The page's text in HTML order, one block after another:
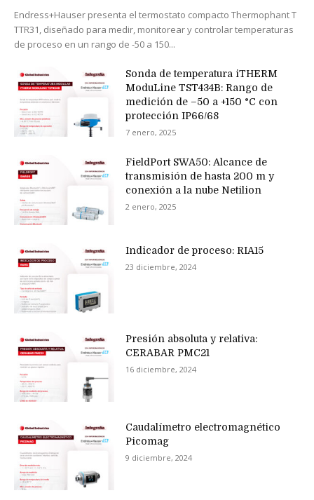
Endress+Hauser presenta el termostato compacto Thermophant T
TTR31, diseñado para medir, monitorear y controlar temperaturas
de proceso en un rango de -50 a 150...
Sonda de temperatura iTHERM
ModuLine TST434B: Rango de
medición de –50 a +150 °C con
protección IP66/68
7 enero, 2025
FieldPort SWA50: Alcance de
transmisión de hasta 200 m y
conexión a la nube Netilion
2 enero, 2025
Indicador de proceso: RIA15
23 diciembre, 2024
Presión absoluta y relativa:
CERABAR PMC21
16 diciembre, 2024
Caudalímetro electromagnético
Picomag
9 diciembre, 2024